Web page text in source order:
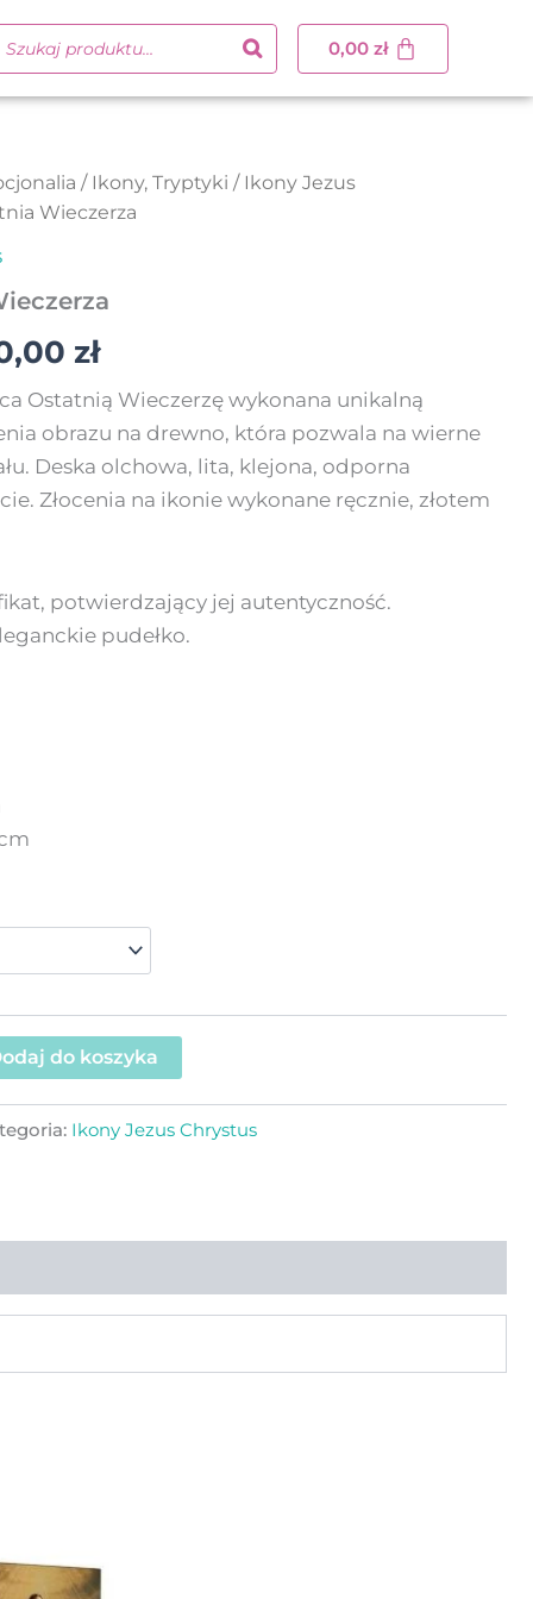
0,00zł
/ Ikony, Tryptyki / Ikony Jezus
Wieczerza
zł
Zakres
od
115,00 zł
do
260,00 zł
Ostatnią Wieczerzę wykonana unikalną
obrazu na drewno, która pozwala na wierne
Deska olchowa, lita, klejona, odporna
Złocenia na ikonie wykonane ręcznie, złotem
potwierdzający jej autentyczność.
pudełko.
do koszyka
Ikony Jezus Chrystus
cen:
odprodukt